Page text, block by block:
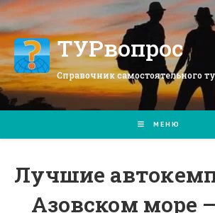
Перейти
к
содержимомуТУРвопрос
Справочник самостоятельного
МЕНЮ
Лучшие
Азовском море